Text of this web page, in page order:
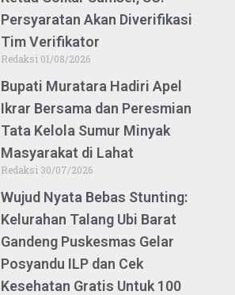
Persyaratan Akan Diverifikasi
Tim Verifikator
Redaksi 01/08/2026
Bupati Muratara Hadiri Apel
Ikrar Bersama dan Peresmian
Tata Kelola Sumur Minyak
Masyarakat di Lahat
Redaksi 30/07/2026
Wujud Nyata Bebas Stunting:
Kelurahan Talang Ubi Barat
Gandeng Puskesmas Gelar
Posyandu ILP dan Cek
Kesehatan Gratis Untuk 100